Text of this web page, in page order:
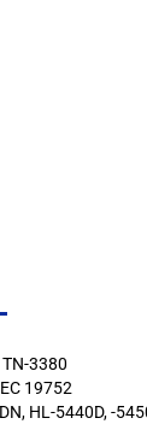
3380
19752
HL-5440D, -